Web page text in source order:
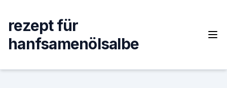
content
rezept für
hanfsamenölsalbe